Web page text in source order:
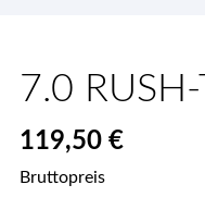
7.0
119,50 €
Bruttopreis